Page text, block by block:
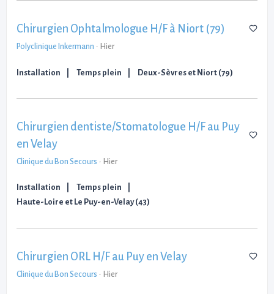
Chirurgien Ophtalmologue H/F à Niort (79)
Polyclinique Inkermann - Hier
Installation Temps plein Deux-Sèvres et Niort (79)
Chirurgien dentiste/Stomatologue H/F au Puy
en Velay
Clinique du Bon Secours - Hier
Installation
Temps plein
Haute-Loire et Le Puy-en-Velay (43)
Chirurgien ORL H/F au Puy en Velay
Clinique du Bon Secours - Hier